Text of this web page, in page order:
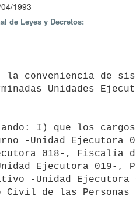
1993
de Leyes y Decretos:
Unidades
-Unidad
018-, Fiscalía
Ejecutora 019-,
-Unidad
Civil de las